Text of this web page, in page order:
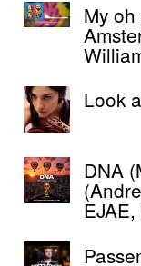
My
Look
DNA